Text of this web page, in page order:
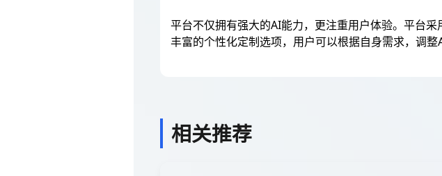
平台不仅拥有强大的AI能力，更注重用户体验。平台
丰富的个性化定制选项，用户可以根据自身需求，调
相关推荐